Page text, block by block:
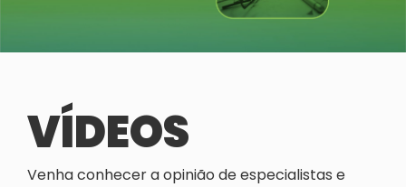
VÍDEOS
Venha conhecer a opinião de especialistas e